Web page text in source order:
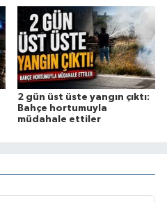
2 gün üst üste yangın çıktı:
Bahçe hortumuyla
müdahale ettiler